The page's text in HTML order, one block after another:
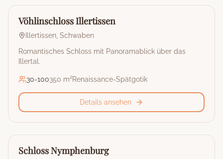
Schloss
Vöhlinschloss Illertissen
Illertissen Schwaben
Romantisches Schloss mit Panoramablick über das
Illertal.
30-100350 m²Renaissance-Spätgotik
Details ansehen
🏰
Schloss
Schloss Nymphenburg